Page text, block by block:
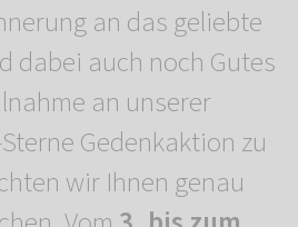
an das geliebte
dabei auch noch Gutes
an unserer
Sterne Gedenkaktion zu
wir Ihnen genau